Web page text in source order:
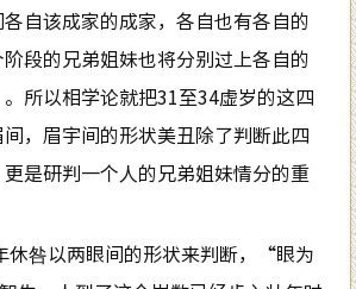
自该成家的成家，各自也有各自的
段的兄弟姐妹也将分别过上各自的
所以相学论就把31至34虚岁的这四
，眉宇间的形状美丑除了判断此四
是研判一个人的兄弟姐妹情分的重
咎以两眼间的形状来判断，“眼为